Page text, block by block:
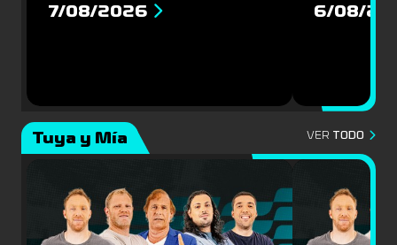
7/08/2026
6/08/
Tuya y Mía VER TODO